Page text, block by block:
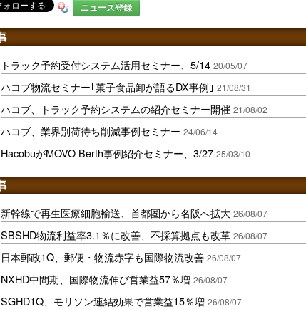
ニュース登録
トラック予約受付システム活用セミナー、5/14 20/05/07
ハコブ物流セミナー｢菓子食品卸が語るDX事例｣ 21/08/31
ハコブ、トラック予約システムの紹介セミナー開催 21/08/02
ハコブ、業界別荷待ち削減事例セミナー 24/06/14
HacobuがMOVO Berth事例紹介セミナー、3/27 25/03/10
新幹線で再生医療細胞輸送、首都圏から名阪へ拡大 26/08/07
SBSHD物流利益率3.1％に改善、不採算拠点も改革 26/08/07
日本郵政1Q、郵便・物流赤字も国際物流改善 26/08/07
NXHD中間期、国際物流伸び営業益57％増 26/08/07
SGHD1Q、モリソン連結効果で営業益15％増 26/08/07